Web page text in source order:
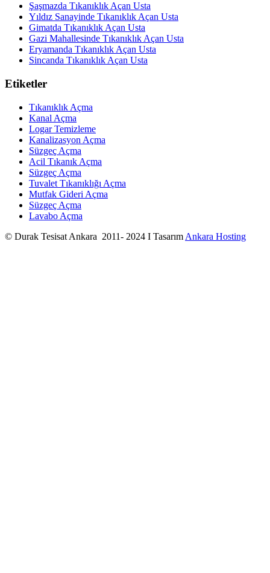
Şaşmazda Tıkanıklık Açan Usta
Yıldız Sanayinde Tıkanıklık Açan Usta
Gimatda Tıkanıklık Açan Usta
Gazi Mahallesinde Tıkanıklık Açan Usta
Eryamanda Tıkanıklık Açan Usta
Sincanda Tıkanıklık Açan Usta
Etiketler
Tıkanıklık Açma
Kanal Açma
Logar Temizleme
Kanalizasyon Açma
Süzgeç Açma
Acil Tıkanık Açma
Süzgeç Açma
Tuvalet Tıkanıklığı Açma
Mutfak Gideri Açma
Süzgeç Açma
Lavabo Açma
© Durak Tesisat Ankara 2011- 2024 I Tasarım Ankara Hosting